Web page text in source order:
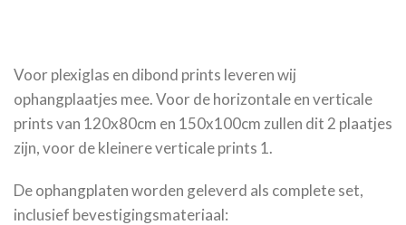
Voor plexiglas en dibond prints leveren wij
ophangplaatjes mee. Voor de horizontale en verticale
prints van 120x80cm en 150x100cm zullen dit 2 plaatjes
zijn, voor de kleinere verticale prints 1.
De ophangplaten worden geleverd als complete set,
inclusief bevestigingsmateriaal: